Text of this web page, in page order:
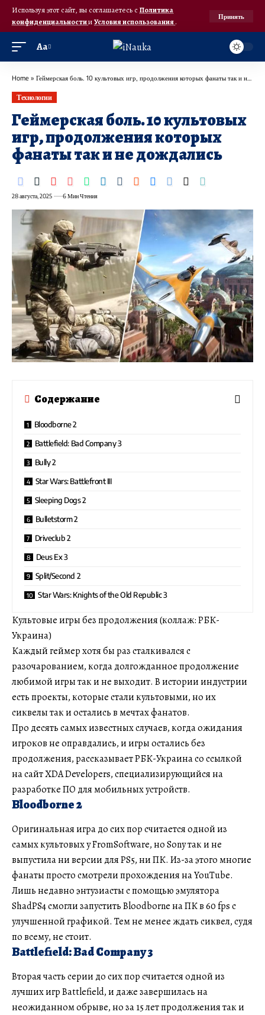
Используя этот сайт, вы соглашаетесь с Политика
конфиденциальностииУсловия использования.
Принять
Аа
Home » Геймерская боль. 10 культовых игр, продолжения которых фанаты так и не дождались
Технологии
Геймерская боль. 10 культовых
игр, продолжения которых
фанаты так и не дождались
28 августа, 2025 6 Мин Чтения
Содержание
Bloodborne 2
Battlefield: Bad Company 3
Bully 2
Star Wars: Battlefront III
Sleeping Dogs 2
Bulletstorm 2
Driveclub 2
Deus Ex 3
Split/Second 2
Star Wars: Knights of the Old Republic 3
Культовые игры без продолжения (коллаж: РБК-
Украина)
Каждый геймер хотя бы раз сталкивался с
разочарованием, когда долгожданное продолжение
любимой игры так и не выходит. В истории индустрии
есть проекты, которые стали культовыми, но их
сиквелы так и остались в мечтах фанатов.
Про десять самых известных случаев, когда ожидания
игроков не оправдались, и игры остались без
продолжения, рассказывает РБК-Украина со ссылкой
на сайт XDA Developers, специализирующийся на
разработке ПО для мобильных устройств.
Bloodborne 2
Оригинальная игра до сих пор считается одной из
самых культовых у FromSoftware, но Sony так и не
выпустила ни версии для PS5, ни ПК. Из-за этого многие
фанаты просто смотрели прохождения на YouTube.
Лишь недавно энтузиасты с помощью эмулятора
ShadPS4 смогли запустить Bloodborne на ПК в 60 fps с
улучшенной графикой. Тем не менее ждать сиквел, судя
по всему, не стоит.
Battlefield: Bad Company 3
Вторая часть серии до сих пор считается одной из
лучших игр Battlefield, и даже завершилась на
неожиданном обрыве, но за 15 лет продолжения так и